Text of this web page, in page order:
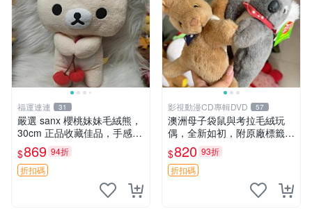
福運連連 31
嚴選 sanx 櫻桃妹妹毛絨熊，
30cm 正品收藏佳品，手感極
軟，適合贈送與收藏 櫻桃妹
妹、sanx、毛絨熊
$869 94折
折扣碼
影視動漫CD專輯DVD 57
澳洲母子袋鼠與考拉毛絨玩
偶，全新如初，附原廠標籤，
手感極軟，適合贈送親朋好
友。袋鼠與考拉正版，精緻尺
寸，適合作為收藏或家飾擺
設，增添暖意。 母子、袋
$820 93折
折扣碼